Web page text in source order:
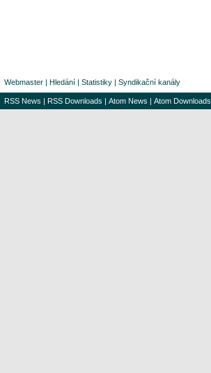
Webmaster | Hledání | Statistiky | Syndikační kanály
RSS News | RSS Downloads | Atom News | Atom Downloads